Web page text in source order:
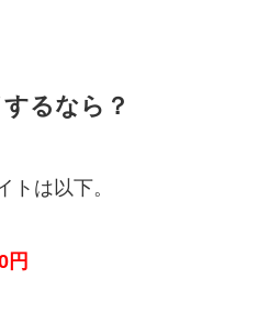
るなら？
トは以下。
円